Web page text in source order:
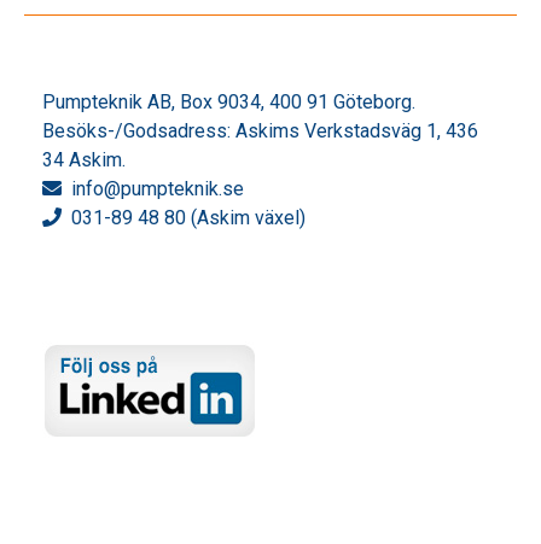
Pumpteknik AB, Box 9034, 400 91 Göteborg.
Besöks-/Godsadress: Askims Verkstadsväg 1, 436
34 Askim.
info@pumpteknik.se
031-89 48 80 (Askim växel)